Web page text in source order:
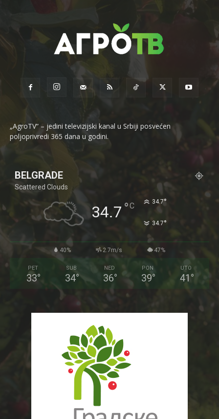
„AgroTV“ – jedini televizijski kanal u Srbiji posvećen
poljoprivredi 365 dana u godini.
BELGRADE
Scattered Clouds
34.7 °C 34.7°
34.7°
40% 2.7m/s 47%
PET
33°
SUB
34°
NED
36°
PON
39°
UTO
41 °